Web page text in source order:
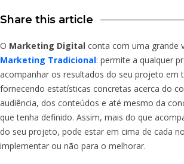
Share this article
O Marketing Digital conta com uma grande
Marketing Tradicional: permite a qualquer
acompanhar os resultados do seu projeto em
fornecendo estatísticas concretas acerca do
audiência, dos conteúdos e até mesmo da
que tenha definido. Assim, mais do que
do seu projeto, pode estar em cima de cada
implementar ou não para o melhorar.